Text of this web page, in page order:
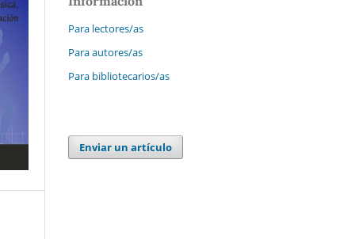
Para lectores/as
Para autores/as
Para bibliotecarios/as
Enviar un artículo